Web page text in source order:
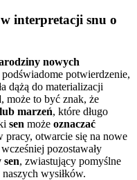
interpretacji snu o
nowych
potwierdzenie,
dążą do materializacji
, może to być znak, że
marzeń, które długo
sen może oznaczać
pracy, otwarcie się na nowe
pozostawały
sen, zwiastujący pomyślne
wysiłków.